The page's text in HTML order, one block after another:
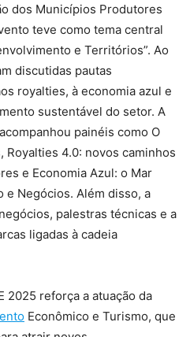
dos Municípios Produtores
teve como tema central
e Territórios”. Ao
discutidas pautas
royalties, à economia azul e
sustentável do setor. A
painéis como O
Royalties 4.0: novos caminhos
e Economia Azul: o Mar
e Negócios. Além disso, a
palestras técnicas e a
ligadas à cadeia
2025 reforça a atuação da
Econômico e Turismo, que